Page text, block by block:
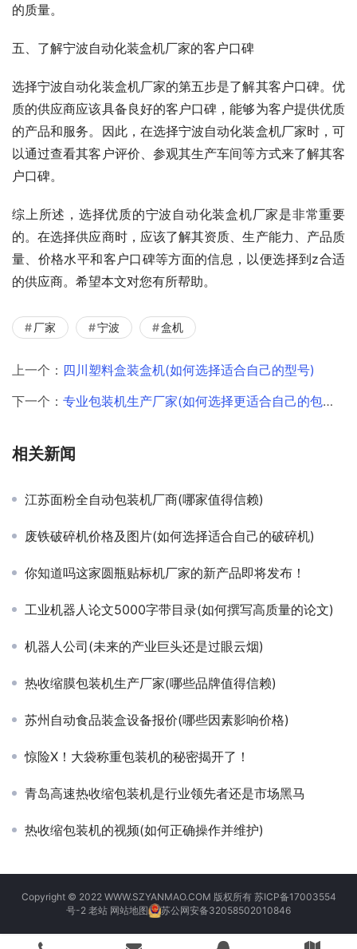
的质量。
五、了解宁波自动化装盒机厂家的客户口碑
选择宁波自动化装盒机厂家的第五步是了解其客户口碑。优
质的供应商应该具备良好的客户口碑，能够为客户提供优质
的产品和服务。因此，在选择宁波自动化装盒机厂家时，可
以通过查看其客户评价、参观其生产车间等方式来了解其客
户口碑。
综上所述，选择优质的宁波自动化装盒机厂家是非常重要
的。在选择供应商时，应该了解其资质、生产能力、产品质
量、价格水平和客户口碑等方面的信息，以便选择到z合适
的供应商。希望本文对您有所帮助。
厂家 宁波 盒机
上一个： 四川塑料盒装盒机(如何选择适合自己的型号)
下一个： 专业包装机生产厂家(如何选择更适合自己的包装机)
相关新闻
江苏面粉全自动包装机厂商(哪家值得信赖)
废铁破碎机价格及图片(如何选择适合自己的破碎机)
你知道吗这家圆瓶贴标机厂家的新产品即将发布！
工业机器人论文5000字带目录(如何撰写高质量的论文)
机器人公司(未来的产业巨头还是过眼云烟)
热收缩膜包装机生产厂家(哪些品牌值得信赖)
苏州自动食品装盒设备报价(哪些因素影响价格)
惊险X！大袋称重包装机的秘密揭开了！
青岛高速热收缩包装机是行业领先者还是市场黑马
热收缩包装机的视频(如何正确操作并维护)
Copyright © 2022 WWW.SZYANMAO.COM 版权所有 苏ICP备17003554
号-2 老站 网站地图 苏公网安备32058502010846